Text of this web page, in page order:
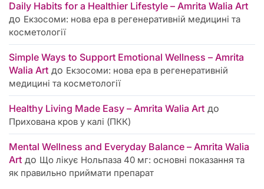
Daily Habits for a Healthier Lifestyle – Amrita Walia Art
до Екзосоми: нова ера в регенеративній медицині та
косметології
Simple Ways to Support Emotional Wellness – Amrita
Walia Art до Екзосоми: нова ера в регенеративній
медицині та косметології
Healthy Living Made Easy – Amrita Walia Art до
Прихована кров у калі (ПКК)
Mental Wellness and Everyday Balance – Amrita Walia
Art до Що лікує Нольпаза 40 мг: основні показання та
як правильно приймати препарат